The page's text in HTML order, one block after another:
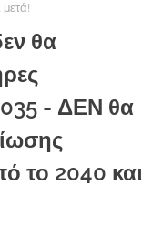
θα
- ΔΕΝ θα
το 2040 και